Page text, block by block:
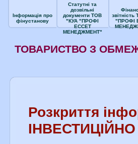
Інформація про
фінустанову
Статутні та
дозвільні
документи ТОВ
"КУА "ПРОФІ
ЕССЕТ
МЕНЕДЖМЕНТ"
"ПРОФІ
ТОВАРИСТВО З
Розкриття